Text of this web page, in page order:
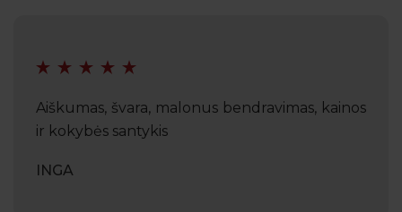
Aiškumas, švara, malonus bendravimas, kainos
ir kokybės santykis
INGA